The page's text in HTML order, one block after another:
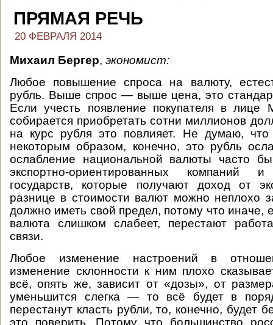
ПРЯМАЯ РЕЧЬ
20 ФЕВРАЛЯ 2014
Михаил Бергер, экономист:
Любое повышение спроса на валюту,
рубль. Выше спрос — выше цена, это
Если учесть появление покупателя в лице
собирается приобретать сотни миллионов
на курс рубля это повлияет. Не думаю, что
некоторым образом, конечно, это рубль
ослабление национальной валюты часто
экспортно-ориентированных компаний
государств, которые получают доход от
разнице в стоимости валют можно неплохо
должно иметь свой предел, потому что иначе,
валюта слишком слабеет, перестают
связи.
Любое изменение настроений в
изменение склонности к ним плохо
всё, опять же, зависит от «дозы», от
уменьшится слегка — то всё будет в
перестанут класть рубли, то, конечно, будет
это поверить. Потому что большинство